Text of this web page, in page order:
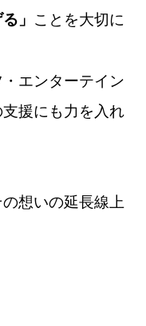
」 ことを大切に
エンターテイン
援にも力を入れ
想いの延長線上